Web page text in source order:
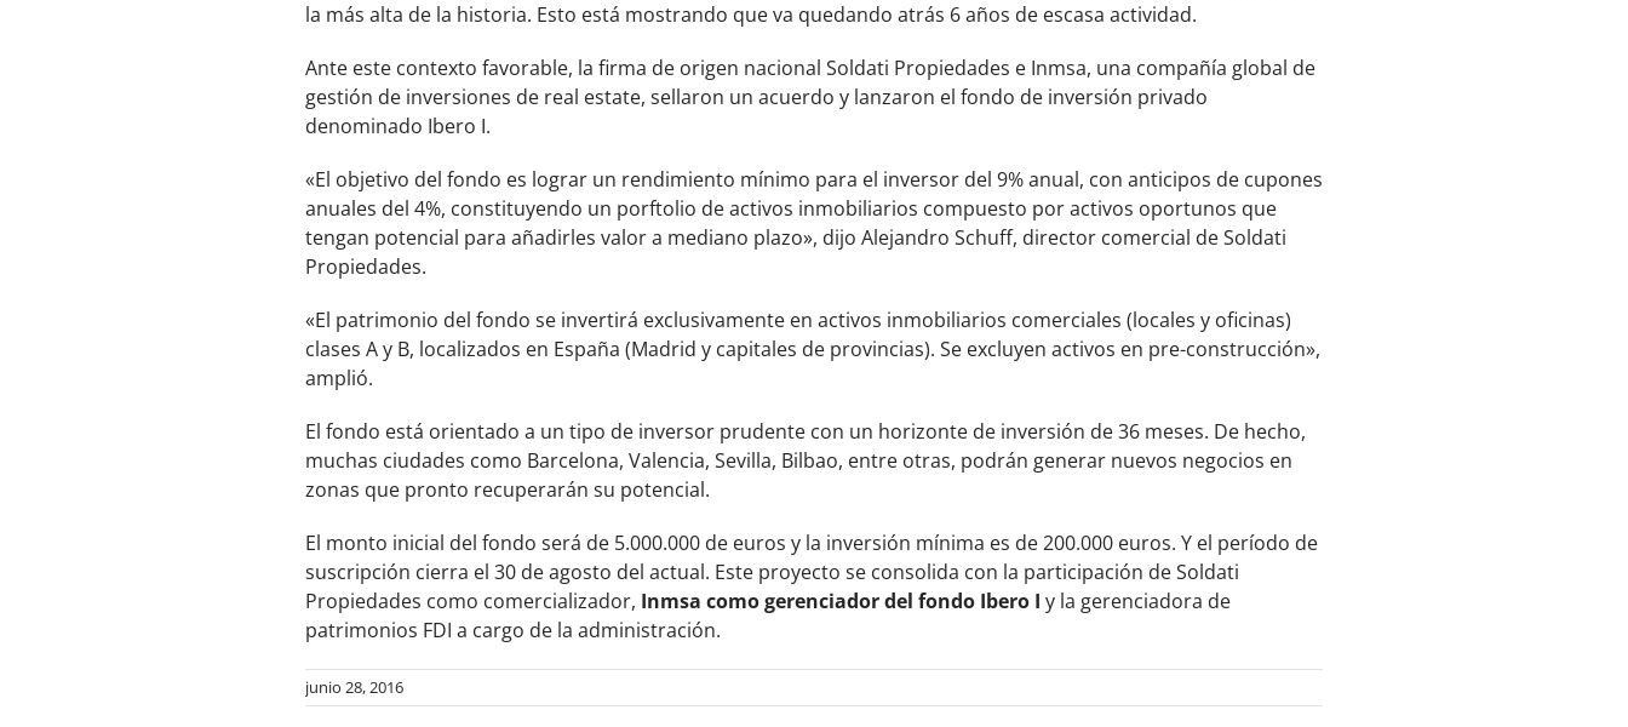
la más alta de la historia. Esto está mostrando que va quedando atrás 6 años de escasa actividad.
Ante este contexto favorable, la firma de origen nacional Soldati Propiedades e Inmsa, una compañía global de
gestión de inversiones de real estate, sellaron un acuerdo y lanzaron el fondo de inversión privado
denominado Ibero I.
«El objetivo del fondo es lograr un rendimiento mínimo para el inversor del 9% anual, con anticipos de cupones
anuales del 4%, constituyendo un porftolio de activos inmobiliarios compuesto por activos oportunos que
tengan potencial para añadirles valor a mediano plazo», dijo Alejandro Schuff, director comercial de Soldati
Propiedades.
«El patrimonio del fondo se invertirá exclusivamente en activos inmobiliarios comerciales (locales y oficinas)
clases A y B, localizados en España (Madrid y capitales de provincias). Se excluyen activos en pre-construcción»,
amplió.
El fondo está orientado a un tipo de inversor prudente con un horizonte de inversión de 36 meses. De hecho,
muchas ciudades como Barcelona, Valencia, Sevilla, Bilbao, entre otras, podrán generar nuevos negocios en
zonas que pronto recuperarán su potencial.
El monto inicial del fondo será de 5.000.000 de euros y la inversión mínima es de 200.000 euros. Y el período de
suscripción cierra el 30 de agosto del actual. Este proyecto se consolida con la participación de Soldati
Propiedades como comercializador, Inmsa como gerenciador del fondo Ibero I y la gerenciadora de
patrimonios FDI a cargo de la administración.
junio 28, 2016